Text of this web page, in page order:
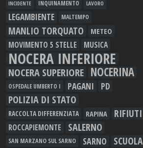
INCIDENTE INQUINAMENTO LAVORO
LEGAMBIENTE MALTEMPO
MANLIO TORQUATO METEO
MOVIMENTO 5 STELLE MUSICA
NOCERA INFERIORE
NOCERA SUPERIORE NOCERINA
OSPEDALE UMBERTO I PAGANI PD
POLIZIA DI STATO
RACCOLTA DIFFERENZIATA RAPINA RIFIUTI
ROCCAPIEMONTE SALERNO
SAN MARZANO SUL SARNO SARNO SCUOLA